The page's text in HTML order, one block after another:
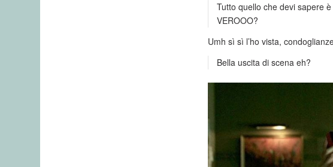
Tutto quello che devi sapere
VEROOO?
Umh sì sì l’ho vista,
Bella uscita di scena eh?